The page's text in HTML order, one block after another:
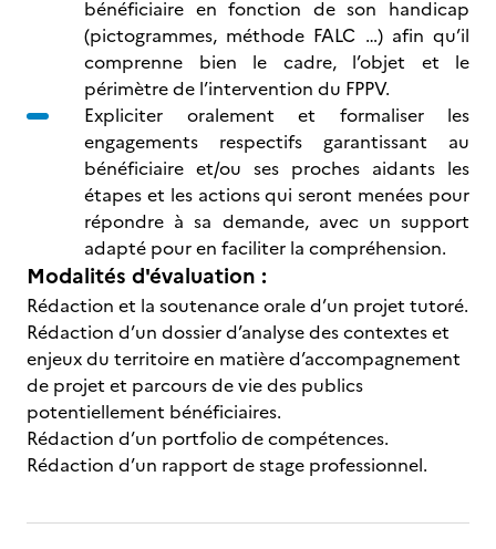
bénéficiaire en fonction de son handicap
(pictogrammes, méthode FALC …) afin qu’il
comprenne bien le cadre, l’objet et le
périmètre de l’intervention du FPPV.
Expliciter oralement et formaliser les
engagements respectifs garantissant au
bénéficiaire et/ou ses proches aidants les
étapes et les actions qui seront menées pour
répondre à sa demande, avec un support
adapté pour en faciliter la compréhension.
Modalités d'évaluation :
Rédaction et la soutenance orale d’un projet tutoré.
Rédaction d’un dossier d’analyse des contextes et
enjeux du territoire en matière d’accompagnement
de projet et parcours de vie des publics
potentiellement bénéficiaires.
Rédaction d’un portfolio de compétences.
Rédaction d’un rapport de stage professionnel.